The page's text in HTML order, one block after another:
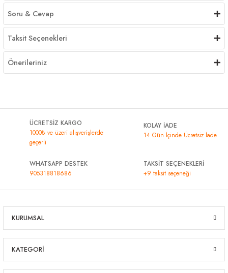
Soru & Cevap
Taksit Seçenekleri
Önerileriniz
ÜCRETSİZ KARGO
1000₺ ve üzeri alışverişlerde
geçerli
KOLAY İADE
14 Gün İçinde Ücretsiz İade
WHATSAPP DESTEK
905318818686
TAKSİT SEÇENEKLERİ
+9 taksit seçeneği
KURUMSAL
KATEGORİ